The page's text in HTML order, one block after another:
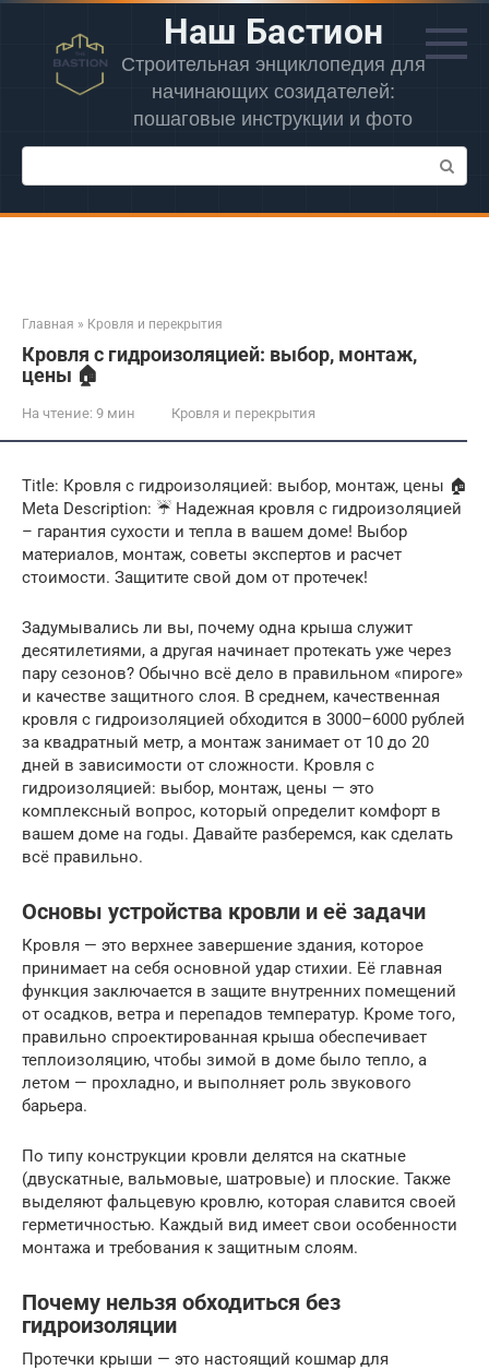
Перейти
контенту
Наш Бастион
Строительная энциклопедия для
начинающих созидателей:
пошаговые инструкции и фото
Поиск:
Главная » Кровля и перекрытия
Кровля с гидроизоляцией: выбор, монтаж,
цены 🏠
На чтение: 9 мин Кровля и перекрытия
Title: Кровля с гидроизоляцией: выбор‚ монтаж‚ цены 🏠
Meta Description: ☔️ Надежная кровля с гидроизоляцией
– гарантия сухости и тепла в вашем доме! Выбор
материалов‚ монтаж‚ советы экспертов и расчет
стоимости. Защитите свой дом от протечек!
Задумывались ли вы, почему одна крыша служит
десятилетиями, а другая начинает протекать уже через
пару сезонов? Обычно всё дело в правильном «пироге»
и качестве защитного слоя. В среднем, качественная
кровля с гидроизоляцией обходится в 3000–6000 рублей
за квадратный метр, а монтаж занимает от 10 до 20
дней в зависимости от сложности. Кровля с
гидроизоляцией: выбор, монтаж, цены — это
комплексный вопрос, который определит комфорт в
вашем доме на годы. Давайте разберемся, как сделать
всё правильно.
Основы устройства кровли и её задачи
Кровля — это верхнее завершение здания, которое
принимает на себя основной удар стихии. Её главная
функция заключается в защите внутренних помещений
от осадков, ветра и перепадов температур. Кроме того,
правильно спроектированная крыша обеспечивает
теплоизоляцию, чтобы зимой в доме было тепло, а
летом — прохладно, и выполняет роль звукового
барьера.
По типу конструкции кровли делятся на скатные
(двускатные, вальмовые, шатровые) и плоские. Также
выделяют фальцевую кровлю, которая славится своей
герметичностью. Каждый вид имеет свои особенности
монтажа и требования к защитным слоям.
Почему нельзя обходиться без
гидроизоляции
Протечки крыши — это настоящий кошмар для